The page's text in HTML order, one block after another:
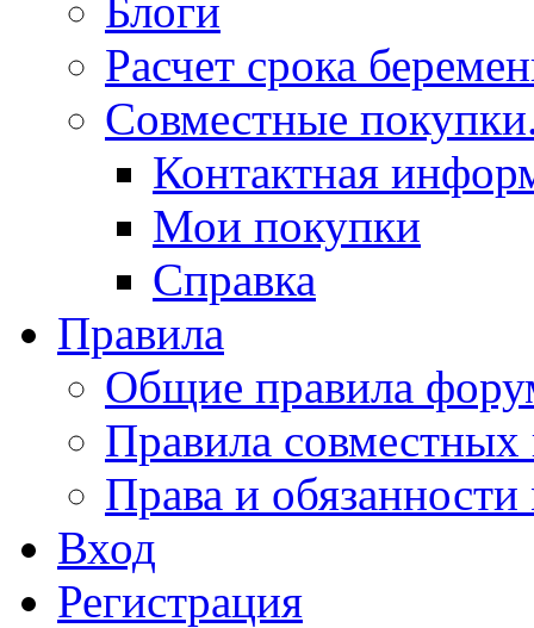
Блоги
Расчет срока
Совместные
Контактная
Мои покупки
Справка
Правила
Общие правила
Правила совместных
Права и
Вход
Регистрация